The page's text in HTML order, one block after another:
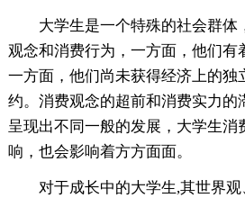
大学生是一个特殊的社会群体
观念和消费行为，一方面，他们有
一方面，他们尚未获得经济上的独
约。消费观念的超前和消费实力的
呈现出不同一般的发展，大学生消
响，也会影响着方方面面。
对于成长中的大学生,其世界观